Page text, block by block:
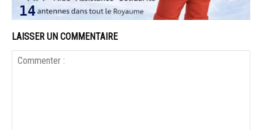
LAISSER UN COMMENTAIRE